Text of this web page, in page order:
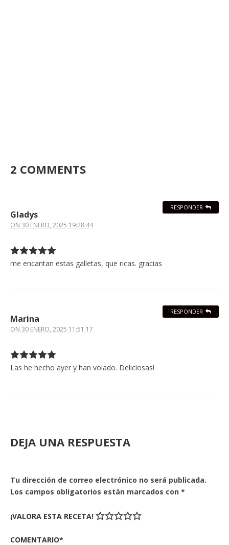
2 COMMENTS
Gladys
ON 30 ENERO, 2025 19:28:44
me encantan estas galletas, que ricas. gracias
RESPONDER
Marina
ON 30 ENERO, 2025 11:51:17
Las he hecho ayer y han volado. Deliciosas!
RESPONDER
DEJA UNA RESPUESTA
Tu dirección de correo electrónico no será publicada.
Los campos obligatorios están marcados con *
¡VALORA ESTA RECETA!
COMENTARIO*